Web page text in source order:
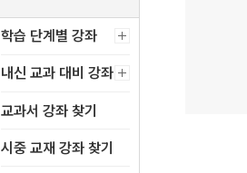
학습 단계별 강좌
내신 교과 대비 강좌
교과서 강좌 찾기
시중 교재 강좌 찾기